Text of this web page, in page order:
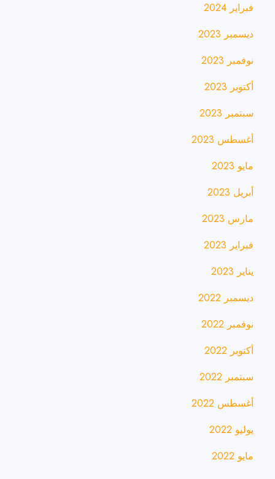
فبراير 2024
ديسمبر 2023
نوفمبر 2023
أكتوبر 2023
سبتمبر 2023
أغسطس 2023
مايو 2023
أبريل 2023
مارس 2023
فبراير 2023
يناير 2023
ديسمبر 2022
نوفمبر 2022
أكتوبر 2022
سبتمبر 2022
أغسطس 2022
يوليو 2022
مايو 2022